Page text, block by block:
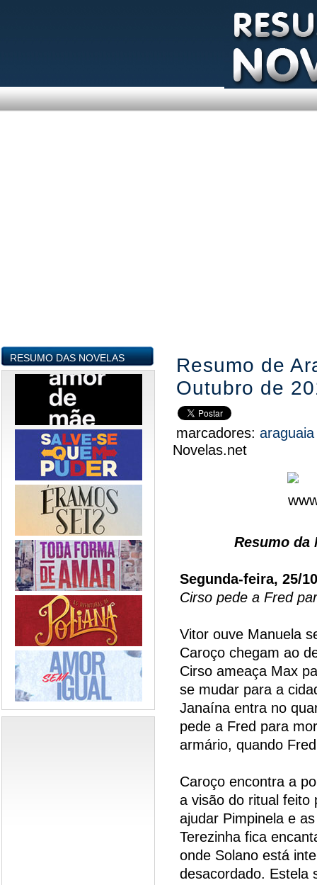
RESUMO DAS NOVELAS
Resumo de
Outubro de
marcadores:
Novelas.net
Resumo da
Segunda-feira, 25/
Cirso pede a Fred
Vitor ouve Manuela
Caroço chegam ao
Cirso ameaça Max
se mudar para a
Janaína entra no
pede a Fred para
armário, quando
Caroço encontra a
a visão do ritual feito
ajudar Pimpinela e
Terezinha fica
onde Solano está
desacordado. Estela